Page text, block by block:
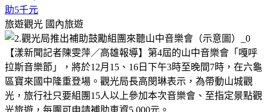
助5千元
旅遊觀光 國內旅遊
【漾新聞記者陳雯萍／高雄報導】第4屆的山中音樂會「嘎呼
拉斯音樂節」，將於12月15、16日下午3時至晚間7時，在六龜
區寶來國中隆重登場。觀光局長高閔琳表示，為帶動山城觀
光，旅行社只要組團15人以上參加本次音樂會、至指定景點觀
光旅遊，每團可申請補助車資5,000元。